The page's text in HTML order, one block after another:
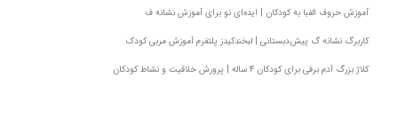
آموزش حروف الفبا به کودکان | ایده‌ای نو‌ برای آموزش نشانه ف
کاربرگ نشانه گ پیش‌دبستانی | لبخندکیدز پلتفرم آموزش مربی کودک
کلاژ بزرگ آدم برفی برای کودکان ۴ ساله | پرورش خلاقیت و نشاط کودکان